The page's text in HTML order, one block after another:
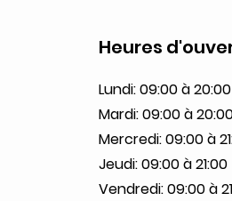
Heures
Lundi: 09:00 à 20:00
Mardi: 09:00 à
Mercredi: 09:00 à
Jeudi: 09:00 à 21:00
Vendredi: 09:00 à